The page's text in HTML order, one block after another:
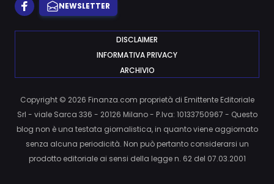
NEWSLETTER
DISCLAIMER
INFORMATIVA PRIVACY
ARCHIVIO
Copyright © 2026 Finanza.com proprietà di Emittente Editoriale
Srl - viale Sarca 336 - 20126 Milano - P.Iva: 10133750967 - Questo
blog non è una testata giornalistica, in quanto viene aggiornato
senza alcuna periodicità. Non può pertanto considerarsi un
prodotto editoriale ai sensi della legge n. 62 del 07.03.2001